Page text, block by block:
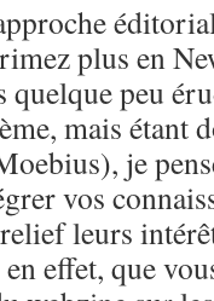
plus en
quelque peu
mais étant
je
vos
leurs
effet, que